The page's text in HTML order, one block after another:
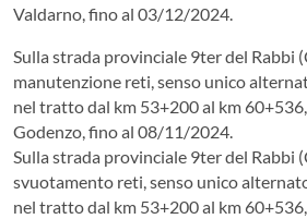
Valdarno, fino al 03/12/2024.
Sulla strada provinciale 9ter del Rabbi
manutenzione reti, senso unico
nel tratto dal km 53+200 al km
Godenzo, fino al 08/11/2024.
Sulla strada provinciale 9ter del Rabbi
svuotamento reti, senso unico
nel tratto dal km 53+200 al km